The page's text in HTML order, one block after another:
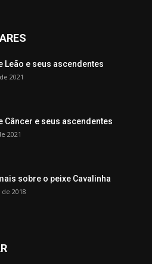
Leão e seus ascendentes
2021
Câncer e seus ascendentes
2021
sobre o peixe Cavalinha
2018